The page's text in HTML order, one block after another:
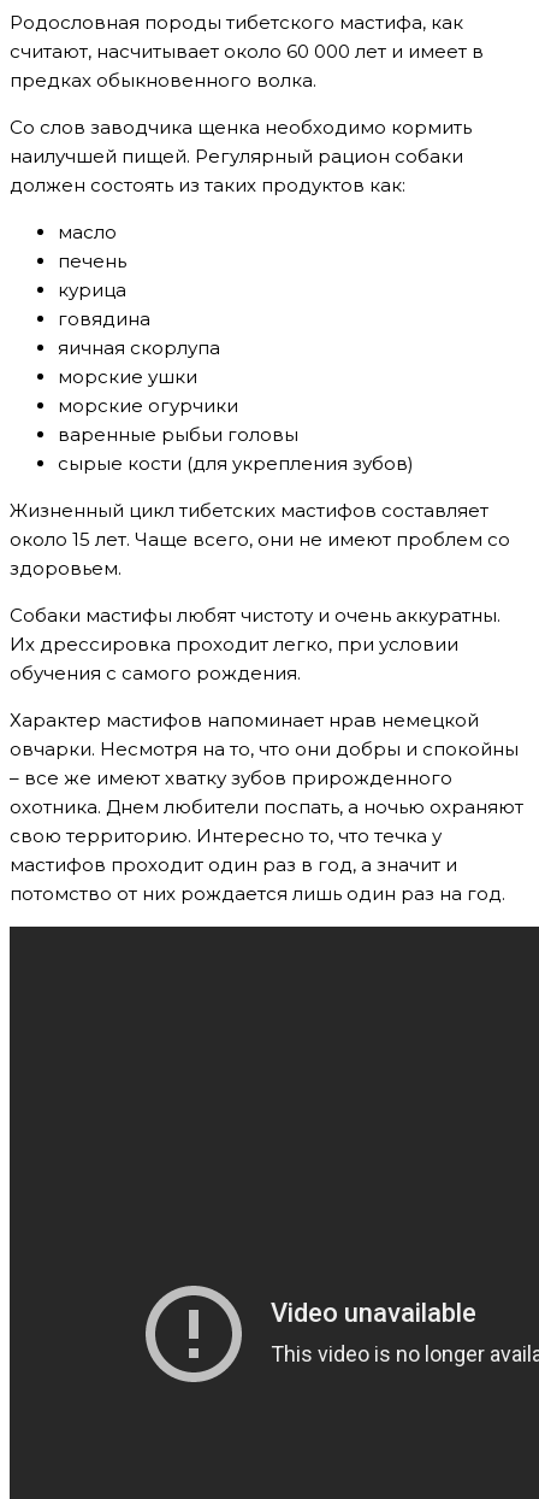
Родословная породы тибетского мастифа, как
считают, насчитывает около 60 000 лет и имеет в
предках обыкновенного волка.
Со слов заводчика щенка необходимо кормить
наилучшей пищей. Регулярный рацион собаки
должен состоять из таких продуктов как:
масло
печень
курица
говядина
яичная скорлупа
морские ушки
морские огурчики
варенные рыбьи головы
сырые кости (для укрепления зубов)
Жизненный цикл тибетских мастифов составляет
около 15 лет. Чаще всего, они не имеют проблем со
здоровьем.
Собаки мастифы любят чистоту и очень аккуратны.
Их дрессировка проходит легко, при условии
обучения с самого рождения.
Характер мастифов напоминает нрав немецкой
овчарки. Несмотря на то, что они добры и спокойны
– все же имеют хватку зубов прирожденного
охотника. Днем любители поспать, а ночью охраняют
свою территорию. Интересно то, что течка у
мастифов проходит один раз в год, а значит и
потомство от них рождается лишь один раз на год.